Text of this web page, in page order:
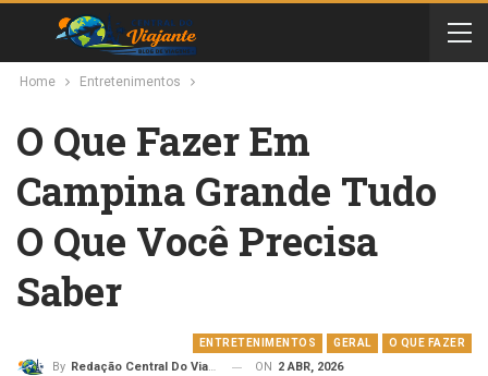
Home Entretenimentos
O Que Fazer Em
Campina Grande Tudo
O Que Você Precisa
Saber
ENTRETENIMENTOS GERAL O QUE FAZER
By Redação Central Do Viajante ON 2 ABR, 2026